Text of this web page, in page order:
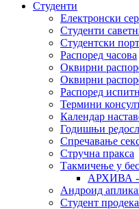
Студенти
Електронски
Студенти
Студентски
Распоред часова
Оквирни
Оквирни
Распоред
Термини
Календар
Годишњи
Спречавање
Стручна пракса
Такмичење у
АРХИВА -
Андроид
Студент